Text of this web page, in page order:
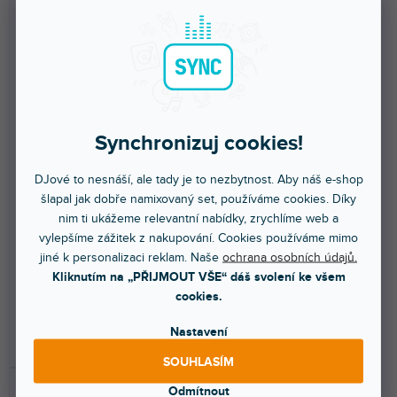
Synchronizuj cookies!
DJové to nesnáší, ale tady je to nezbytnost. Aby náš e-shop
šlapal jak dobře namixovaný set, používáme cookies. Díky
nim ti ukážeme relevantní nabídky, zrychlíme web a
vylepšíme zážitek z nakupování. Cookies používáme mimo
jiné k personalizaci reklam. Naše ochrana osobních údajů.
Kliknutím na „PŘIJMOUT VŠE“ dáš svolení ke všem
cookies.
Nastavení
Odmítnout
SOUHLASÍM
CX102-20 DMX kabel, XLR
samec/samice, 5-pinový,
20m
Skladem na prodejně 18 ks
DO KOŠÍKU
Profesionální DMX kabel 5-pin
XLR (M) - 5-pin XLR (F). Délka 20
CX113-20 DMX kabel,
voděodolný IP65, 5-pinový
XLR samec/samice, 20m
Skladem na prodejně (5 ks
599 Kč
DO KOŠÍKU
Profesionální DMX kabel XLR 5-
pin (M) - XLR 5-pin (F). Vhodný
pro venkovní...